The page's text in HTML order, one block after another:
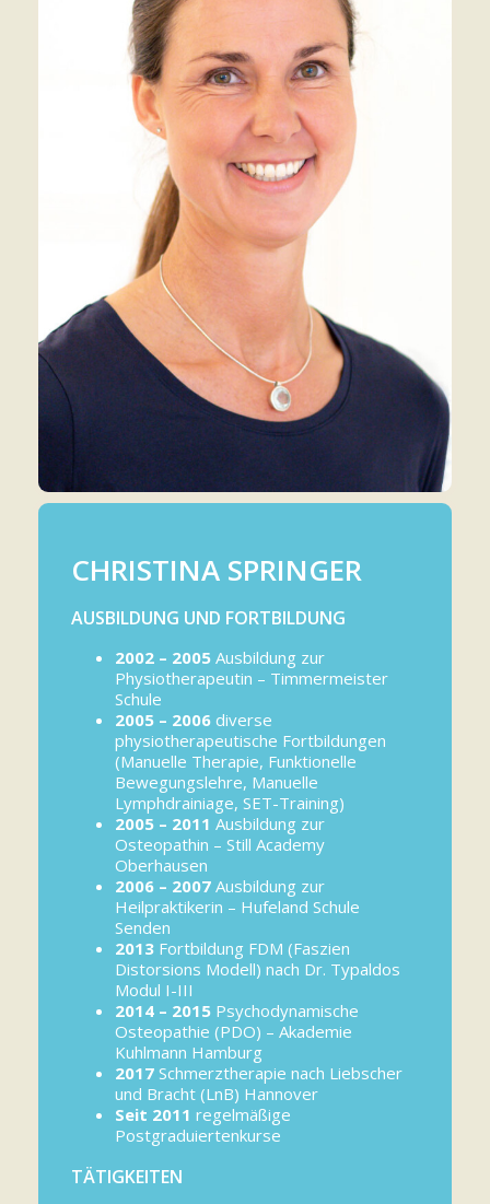
CHRISTINA SPRINGER
AUSBILDUNG UND FORTBILDUNG
2002 – 2005 Ausbildung zur
Physiotherapeutin – Timmermeister
Schule
2005 – 2006 diverse
physiotherapeutische Fortbildungen
(Manuelle Therapie, Funktionelle
Bewegungslehre, Manuelle
Lymphdrainiage, SET-Training)
2005 – 2011 Ausbildung zur
Osteopathin – Still Academy
Oberhausen
2006 – 2007 Ausbildung zur
Heilpraktikerin – Hufeland Schule
Senden
2013 Fortbildung FDM (Faszien
Distorsions Modell) nach Dr. Typaldos
Modul I-III
2014 – 2015 Psychodynamische
Osteopathie (PDO) – Akademie
Kuhlmann Hamburg
2017 Schmerztherapie nach Liebscher
und Bracht (LnB) Hannover
Seit 2011 regelmäßige
Postgraduiertenkurse
TÄTIGKEITEN